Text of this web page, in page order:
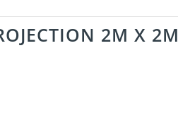
2M X 2M